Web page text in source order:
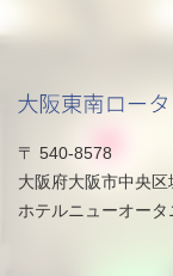
〒 540-8578
大阪府大阪市中央
ホテルニューオー